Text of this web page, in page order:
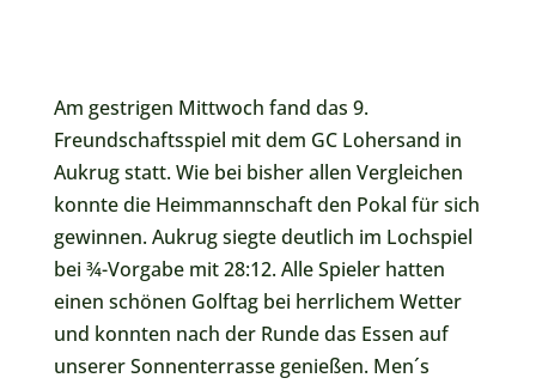
Am gestrigen Mittwoch fand das 9.
Freundschaftsspiel mit dem GC Lohersand in
Aukrug statt. Wie bei bisher allen Vergleichen
konnte die Heimmannschaft den Pokal für sich
gewinnen. Aukrug siegte deutlich im Lochspiel
bei ¾-Vorgabe mit 28:12. Alle Spieler hatten
einen schönen Golftag bei herrlichem Wetter
und konnten nach der Runde das Essen auf
unserer Sonnenterrasse genießen. Men´s